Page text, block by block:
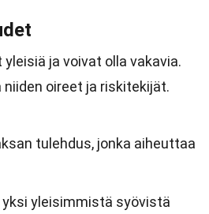
ja voivat olla vakavia.
oireet ja riskitekijät.
tulehdus, jonka aiheuttaa
yksi yleisimmistä syövistä